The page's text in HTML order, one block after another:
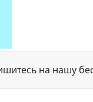
на нашу